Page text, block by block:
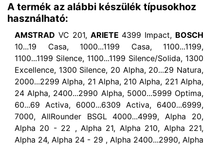
A termék az alábbi készülék típusokhoz
használható:
AMSTRAD VC 201, ARIETE 4399 Impact, BOSCH
10...19 Casa, 1000...1199 Casa, 1100...1199,
1100...1199 Silence, 1100...1199 Silence/Solida, 1300
Excellence, 1300 Silence, 20 Alpha, 20...29 Natura,
2000...2299 Alpha, 21 Alpha, 210 Alpha, 221 Alpha,
24 Alpha, 2400...2990 Alpha, 5000...5999 Optima,
60...69 Activa, 6000...6309 Activa, 6400...6999,
7000, AllRounder BSGL 4000...4999, Alpha 20,
Alpha 20 - 22 , Alpha 21, Alpha 210, Alpha 221,
Alpha 24, Alpha 24 - 29 , Alpha 2400...2990, Alpha